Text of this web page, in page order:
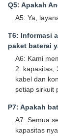
Q5: Apakah
A5: Ya,
T6: Informasi
paket baterai
A6: Kami
2. kapasitas,
kabel dan
setiap sirkuit
P7: Apakah
A7: Semua
kapasitas